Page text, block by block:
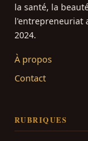
la santé, la
l'entrepreneuriat
2024.
À propos
Contact
RUBRIQUES